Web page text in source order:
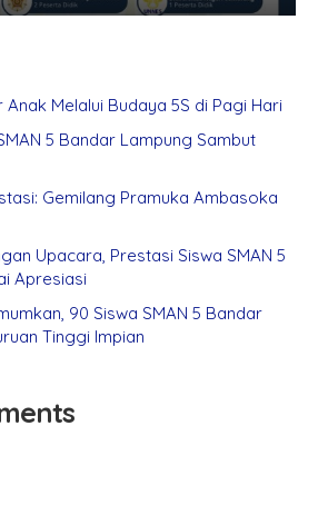
Melalui Budaya 5S di Pagi Hari
5 Bandar Lampung Sambut
Gemilang Pramuka Ambasoka
Upacara, Prestasi Siswa SMAN 5
Apresiasi
90 Siswa SMAN 5 Bandar
Tinggi Impian